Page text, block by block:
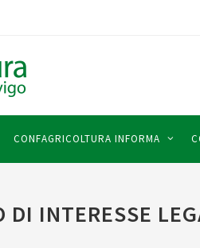
CONFAGRICOLTURA INFORMA
DI INTERESSE